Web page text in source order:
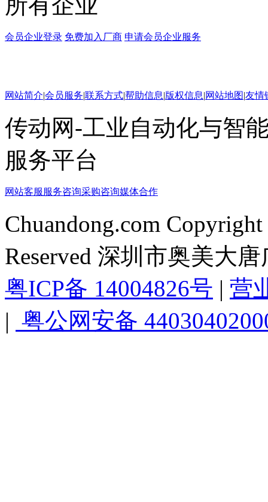
会员企业登录 免费加入厂商 申请会员企业服务
网站简介|会员服务|联系方式|帮助信息|版权信息|网站地图|友情
传动网-工业自动化与智
服务平台
网站客服 服务咨询采购咨询媒体合作
Chuandong.com
Reserved 深圳市奥美大
粤ICP备 14004826号 | 营
| 粤公网安备